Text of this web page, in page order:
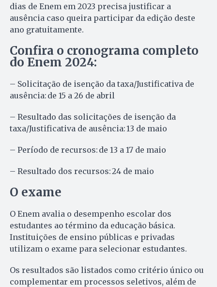
dias de Enem em 2023 precisa justificar a
ausência caso queira participar da edição deste
ano gratuitamente.
Confira o cronograma completo
do Enem 2024:
– Solicitação de isenção da taxa/Justificativa de
ausência: de 15 a 26 de abril
– Resultado das solicitações de isenção da
taxa/Justificativa de ausência: 13 de maio
– Período de recursos: de 13 a 17 de maio
– Resultado dos recursos: 24 de maio
O exame
O Enem avalia o desempenho escolar dos
estudantes ao término da educação básica.
Instituições de ensino públicas e privadas
utilizam o exame para selecionar estudantes.
Os resultados são listados como critério único ou
complementar em processos seletivos, além de